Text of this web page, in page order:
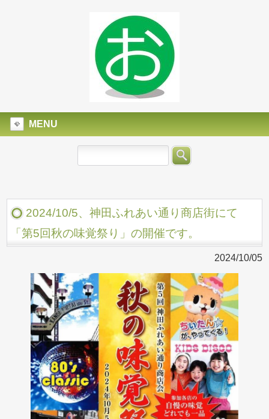
MENU
2024/10/5、神田ふれあい通り商店街にて
「第5回秋の味覚祭り」の開催です。
2024/10/05